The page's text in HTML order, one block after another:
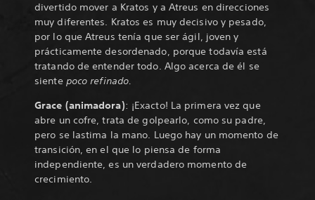
divertido mover a Kratos y a Atreus en direcciones
muy diferentes. Kratos es muy decisivo y pesado,
por lo que Atreus tenía que ser ágil, joven y
prácticamente desordenado, porque todavía está
tratando de entender todo. Algo acerca de él se
siente poco refinado.
Grace (animadora): ¡Exacto! La primera vez que
abre un cofre, trata de golpearlo, como su padre,
pero se lastima la mano. Luego hay un momento de
transición, en el que lo piensa de forma
independiente, es un verdadero momento de
crecimiento.